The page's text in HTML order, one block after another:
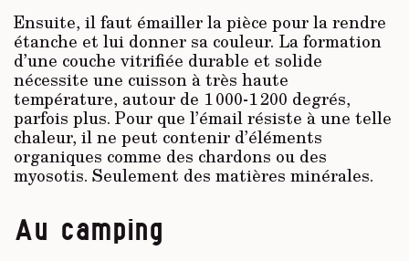
Ensuite, il faut émailler la pièce pour la rendre
étanche et lui donner sa couleur. La formation
d’une couche vitrifiée durable et solide
nécessite une cuisson à très haute
température, autour de 1 000-1 200 degrés,
parfois plus. Pour que l’émail résiste à une telle
chaleur, il ne peut contenir d’éléments
organiques comme des chardons ou des
myosotis. Seulement des matières minérales.
Au camping